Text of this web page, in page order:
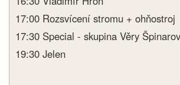
17:00 Rozsvícení stromu + ohňostroj
17:30 Special - skupina Věry
19:30 Jelen